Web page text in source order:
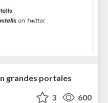
grandes portales
3 600